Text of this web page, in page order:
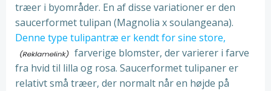
træer i byområder. En af disse variationer er den
saucerformet tulipan (Magnolia x soulangeana).
Denne type tulipantræ er kendt for sine store,
farverige blomster, der varierer i farve
fra hvid til lilla og rosa. Saucerformet tulipaner er
relativt små træer, der normalt når en højde på